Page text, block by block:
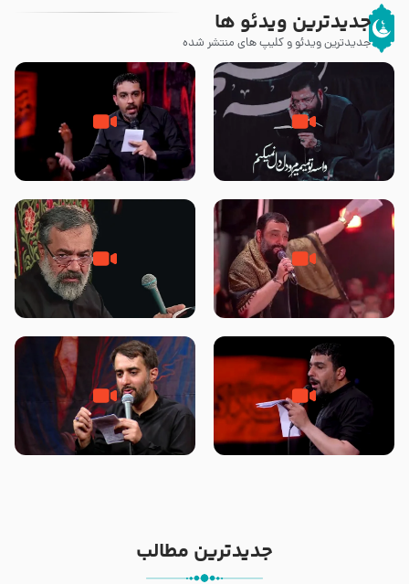
جدیدترین ویدئو ها
جدیدترین ویدئو و کلیپ های منتشر شده
مصداق کربلا – حاج حسین سیب
سرخی
شور ، حسینا! به‌ حق زهرا «أُنْظُرْ
إِلَینا» – عزاداری شب هفتم ماه
جانا جانا ابی عبدالله – کربلایی جواد
مقدم – شب هشتم محرم 1448 –
مادر منم مثل تو خمیدم – حاج
محمود کریمی – شهادت حضرت
هیئت رایة العباس علیه السلام
تک ، عبّاس، صاحب دل‌هاست –
حاج حنیف طاهری – عزاداری شب
من غلام نوکراتم من عاشق کربلاتم
– شور زمینه – شب هفتم – محرم
جدیدترین مطالب